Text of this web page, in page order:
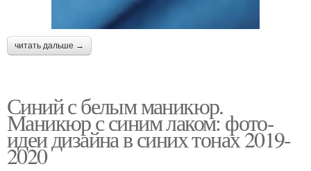
читать дальше →
Синий с белым маникюр.
Маникюр с синим лаком: фото-
идеи дизайна в синих тонах 2019-
2020